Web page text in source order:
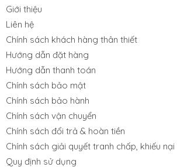
Giới thiệu
Liên hệ
Chính sách khách hàng thân thiết
Hướng dẫn đặt hàng
Hướng dẫn thanh toán
Chính sách bảo mật
Chính sách bảo hành
Chính sách vận chuyển
Chính sách đổi trả & hoàn tiền
Chính sách giải quyết tranh chấp, khiếu nại
Quy định sử dụng